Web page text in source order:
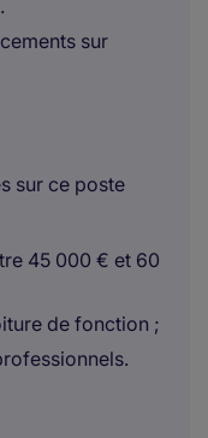
sur
sur ce poste
45 000 € et 60
de fonction ;